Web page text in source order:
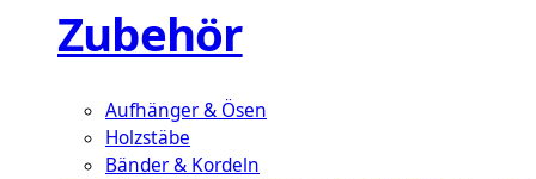
Zubehör
Aufhänger & Ösen
Holzstäbe
Bänder & Kordeln